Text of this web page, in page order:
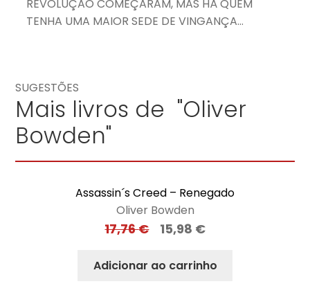
REVOLUÇÃO COMEÇARAM, MAS HÁ QUEM
TENHA UMA MAIOR SEDE DE VINGANÇA…
SUGESTÕES
Mais livros de "Oliver
Bowden"
Assassin´s Creed – Renegado
Oliver Bowden
17,76€ 15,98 €
Adicionar ao carrinho